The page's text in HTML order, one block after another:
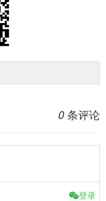
0 条评论
登录